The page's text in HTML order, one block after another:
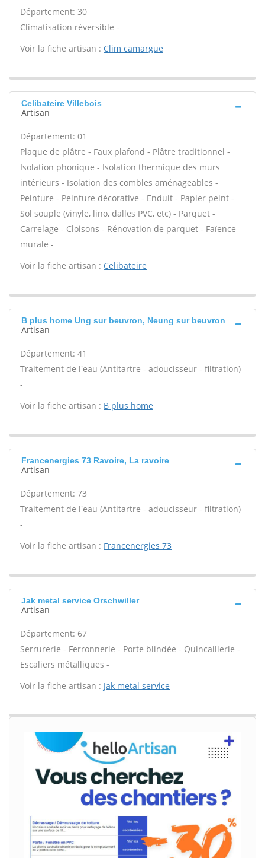
Département: 30
Climatisation réversible -
Voir la fiche artisan : Clim camargue
Celibateire Villebois
Artisan
Département: 01
Plaque de plâtre - Faux plafond - Plâtre traditionnel -
Isolation phonique - Isolation thermique des murs
intérieurs - Isolation des combles aménageables -
Peinture - Peinture décorative - Enduit - Papier peint -
Sol souple (vinyle, lino, dalles PVC, etc) - Parquet -
Carrelage - Cloisons - Rénovation de parquet - Faïence
murale -
Voir la fiche artisan : Celibateire
B plus home Ung sur beuvron, Neung sur beuvron
Artisan
Département: 41
Traitement de l'eau (Antitartre - adoucisseur - filtration)
-
Voir la fiche artisan : B plus home
Francenergies 73 Ravoire, La ravoire
Artisan
Département: 73
Traitement de l'eau (Antitartre - adoucisseur - filtration)
-
Voir la fiche artisan : Francenergies 73
Jak metal service Orschwiller
Artisan
Département: 67
Serrurerie - Ferronnerie - Porte blindée - Quincaillerie -
Escaliers métalliques -
Voir la fiche artisan : Jak metal service